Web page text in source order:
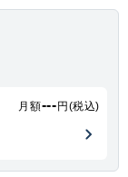
月額--- 円(税込)